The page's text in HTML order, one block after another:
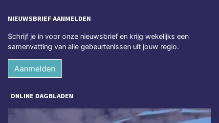
NIEUWSBRIEF AANMELDEN
Schrijf je in voor onze nieuwsbrief en krijg wekelijks een
samenvatting van alle gebeurtenissen uit jouw regio.
Aanmelden
ONLINE DAGBLADEN